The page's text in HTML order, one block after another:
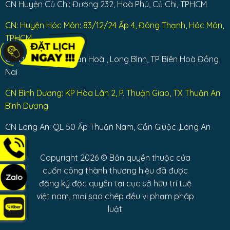
CN Huyện Củ Chi: Đường 232, Hoà Phú, Củ Chi, TPHCM
CN: Huyện Hóc Môn: 83/12/24 Ấp 4, Đông Thạnh, Hóc Môn,
TPHCM
CN Đồng Nai: Bùi Văn Hoà , Long Bình, TP Biên Hoà Đồng
Nai
CN Bình Dương: KP Hòa Lân 2, P. Thuận Giao, TX Thuận An
Bình Dương
CN Long An: QL 50 Ấp Thuận Nam, Cần Giuộc ,Long An
Copyright 2026 © Bản quyền thuộc cửa
cuốn công thành thương hiệu đã được
đăng ký độc quyền tại cục sở hữu trí tuệ
việt nam, mọi sao chép đều vi phạm pháp
luật